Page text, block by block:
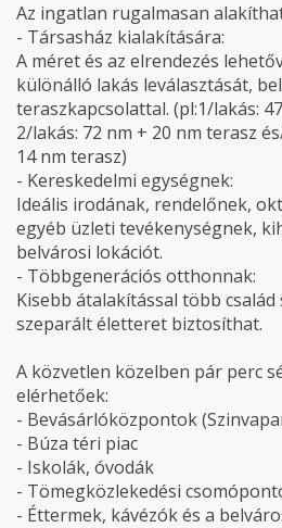
Az ingatlan rugalmasan
- Társasház kialakítására:
A méret és az elrendezés
különálló lakás leválasztását,
teraszkapcsolattal. (pl:1/lakás:
2/lakás: 72 nm + 20 nm terasz
14 nm terasz)
- Kereskedelmi egységnek:
Ideális irodának, rendelőnek,
egyéb üzleti tevékenységnek,
belvárosi lokációt.
- Többgenerációs otthonnak:
Kisebb átalakítással több család
szeparált életteret biztosíthat.
A közvetlen közelben pár perc
elérhetőek:
- Bevásárlóközpontok
- Búza téri piac
- Iskolák, óvodák
- Tömegközlekedési
- Éttermek, kávézók és a